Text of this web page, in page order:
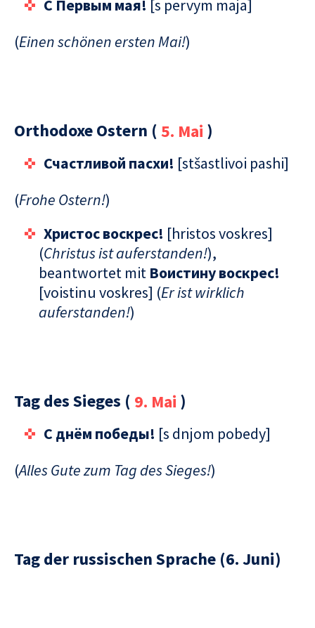
C Первым мая! [s pervym maja]
(Einen schönen ersten Mai!)
Orthodoxe Ostern (5. Mai )
Счастливой пасхи! [stšastlivoi pashi]
(Frohe Ostern!)
Христос воскрес! [hristos voskres]
(Christus ist auferstanden!),
beantwortet mit Воистину воскрес!
[voistinu voskres] (Er ist wirklich
auferstanden!)
Tag des Sieges ( 9. Mai )
C днём победы! [s dnjom pobedy]
(Alles Gute zum Tag des Sieges!)
Tag der russischen Sprache (6. Juni)